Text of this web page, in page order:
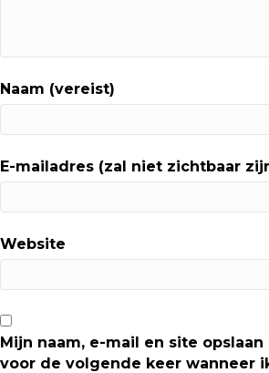
Naam (vereist)
E-mailadres (zal niet zichtbaar
Website
Mijn naam, e-mail en site
voor de volgende keer wanneer